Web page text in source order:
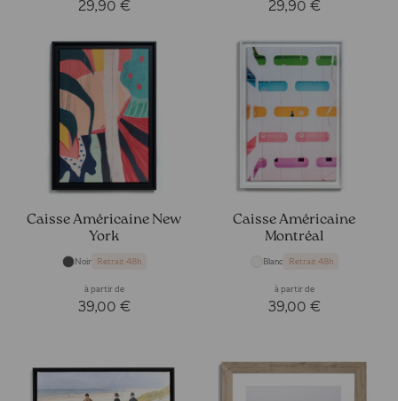
29,90 € 29,90 €
Caisse Américaine New
York
Noir Retrait 48h
à partir de
39,00 €
Caisse Américaine
Montréal
Blanc Retrait 48h
à partir de
39,00 €